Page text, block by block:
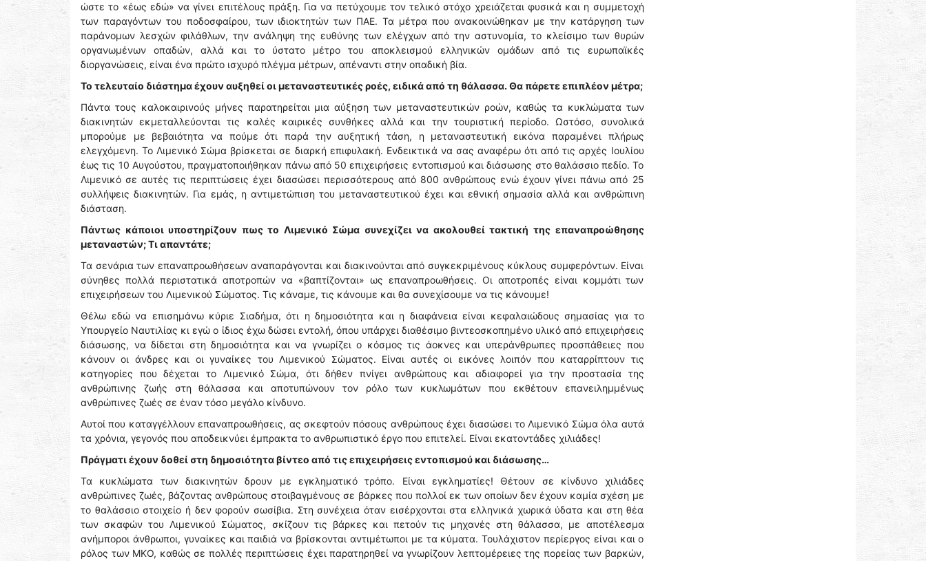
ώστε το «έως εδώ» να γίνει επιτέλους πράξη. Για να πετύχουμε τον τελικό στόχο χρειάζεται φυσικά και η συμμετοχή
των παραγόντων του ποδοσφαίρου, των ιδιοκτητών των ΠΑΕ. Τα μέτρα που ανακοινώθηκαν με την κατάργηση των
παράνομων λεσχών φιλάθλων, την ανάληψη της ευθύνης των ελέγχων από την αστυνομία, το κλείσιμο των θυρών
οργανωμένων οπαδών, αλλά και το ύστατο μέτρο του αποκλεισμού ελληνικών ομάδων από τις ευρωπαϊκές
διοργανώσεις, είναι ένα πρώτο ισχυρό πλέγμα μέτρων, απέναντι στην οπαδική βία.
Το τελευταίο διάστημα έχουν αυξηθεί οι μεταναστευτικές ροές, ειδικά από τη θάλασσα. Θα πάρετε επιπλέον μέτρα;
Πάντα τους καλοκαιρινούς μήνες παρατηρείται μια αύξηση των μεταναστευτικών ροών, καθώς τα κυκλώματα των
διακινητών εκμεταλλεύονται τις καλές καιρικές συνθήκες αλλά και την τουριστική περίοδο. Ωστόσο, συνολικά
μπορούμε με βεβαιότητα να πούμε ότι παρά την αυξητική τάση, η μεταναστευτική εικόνα παραμένει πλήρως
ελεγχόμενη. Το Λιμενικό Σώμα βρίσκεται σε διαρκή επιφυλακή. Ενδεικτικά να σας αναφέρω ότι από τις αρχές Ιουλίου
έως τις 10 Αυγούστου, πραγματοποιήθηκαν πάνω από 50 επιχειρήσεις εντοπισμού και διάσωσης στο θαλάσσιο πεδίο. Το
Λιμενικό σε αυτές τις περιπτώσεις έχει διασώσει περισσότερους από 800 ανθρώπους ενώ έχουν γίνει πάνω από 25
συλλήψεις διακινητών. Για εμάς, η αντιμετώπιση του μεταναστευτικού έχει και εθνική σημασία αλλά και ανθρώπινη
διάσταση.
Πάντως κάποιοι υποστηρίζουν πως το Λιμενικό Σώμα συνεχίζει να ακολουθεί τακτική της επαναπροώθησης
μεταναστών; Τι απαντάτε;
Τα σενάρια των επαναπροωθήσεων αναπαράγονται και διακινούνται από συγκεκριμένους κύκλους συμφερόντων. Είναι
σύνηθες πολλά περιστατικά αποτροπών να «βαπτίζονται» ως επαναπροωθήσεις. Οι αποτροπές είναι κομμάτι των
επιχειρήσεων του Λιμενικού Σώματος. Τις κάναμε, τις κάνουμε και θα συνεχίσουμε να τις κάνουμε!
Θέλω εδώ να επισημάνω κύριε Σιαδήμα, ότι η δημοσιότητα και η διαφάνεια είναι κεφαλαιώδους σημασίας για το
Υπουργείο Ναυτιλίας κι εγώ ο ίδιος έχω δώσει εντολή, όπου υπάρχει διαθέσιμο βιντεοσκοπημένο υλικό από επιχειρήσεις
διάσωσης, να δίδεται στη δημοσιότητα και να γνωρίζει ο κόσμος τις άοκνες και υπεράνθρωπες προσπάθειες που
κάνουν οι άνδρες και οι γυναίκες του Λιμενικού Σώματος. Είναι αυτές οι εικόνες λοιπόν που καταρρίπτουν τις
κατηγορίες που δέχεται το Λιμενικό Σώμα, ότι δήθεν πνίγει ανθρώπους και αδιαφορεί για την προστασία της
ανθρώπινης ζωής στη θάλασσα και αποτυπώνουν τον ρόλο των κυκλωμάτων που εκθέτουν επανειλημμένως
ανθρώπινες ζωές σε έναν τόσο μεγάλο κίνδυνο.
Αυτοί που καταγγέλλουν επαναπροωθήσεις, ας σκεφτούν πόσους ανθρώπους έχει διασώσει το Λιμενικό Σώμα όλα αυτά
τα χρόνια, γεγονός που αποδεικνύει έμπρακτα το ανθρωπιστικό έργο που επιτελεί. Είναι εκατοντάδες χιλιάδες!
Πράγματι έχουν δοθεί στη δημοσιότητα βίντεο από τις επιχειρήσεις εντοπισμού και διάσωσης…
Τα κυκλώματα των διακινητών δρουν με εγκληματικό τρόπο. Είναι εγκληματίες! Θέτουν σε κίνδυνο χιλιάδες
ανθρώπινες ζωές, βάζοντας ανθρώπους στοιβαγμένους σε βάρκες που πολλοί εκ των οποίων δεν έχουν καμία σχέση με
το θαλάσσιο στοιχείο ή δεν φορούν σωσίβια. Στη συνέχεια όταν εισέρχονται στα ελληνικά χωρικά ύδατα και στη θέα
των σκαφών του Λιμενικού Σώματος, σκίζουν τις βάρκες και πετούν τις μηχανές στη θάλασσα, με αποτέλεσμα
ανήμποροι άνθρωποι, γυναίκες και παιδιά να βρίσκονται αντιμέτωποι με τα κύματα. Τουλάχιστον περίεργος είναι και ο
ρόλος των ΜΚΟ, καθώς σε πολλές περιπτώσεις έχει παρατηρηθεί να γνωρίζουν λεπτομέρειες της πορείας των βαρκών,